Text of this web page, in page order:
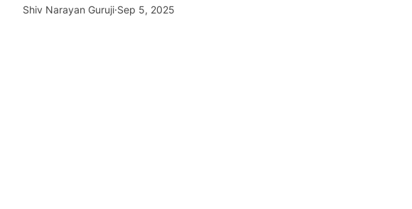
Shiv Narayan Guruji·Sep 5, 2025